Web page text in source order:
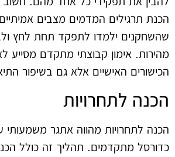
הכנת תרגילים המדמים מצבים
שהשחקנים ילמדו לתפקד תחת לחץ
מהירות. אימון קבוצתי מתקדם מסייע
הכישורים האישיים אלא גם בשיפור
הכנה לתחרויות
הכנה לתחרויות מהווה אתגר משמעותי
כדורסל מתקדמים. תהליך זה כולל